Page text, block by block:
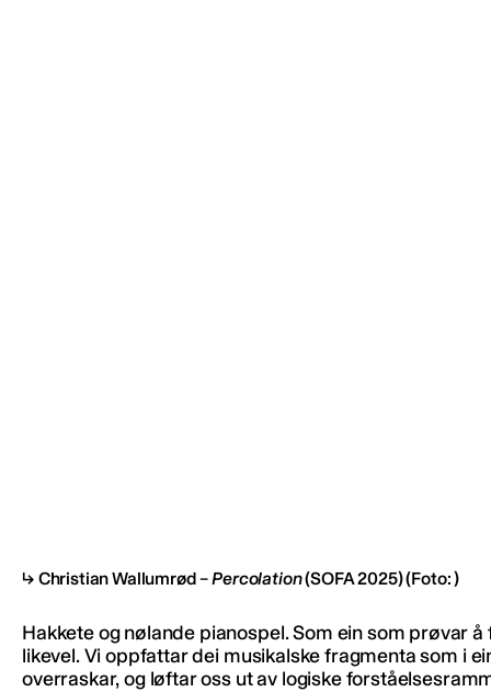
Christian Wallumrød –Percolation(SOFA 2025)(Foto: )
Hakkete og nølande pianospel. Som ein som prøvar
likevel. Vi oppfattar dei musikalske fragmenta som i
overraskar, og løftar oss ut av logiske